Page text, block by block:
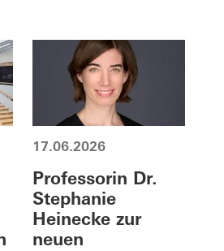
17.06.2026
Professorin Dr.
Stephanie
Heinecke zur
neuen